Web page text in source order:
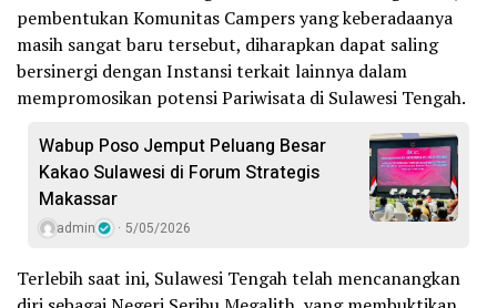
pembentukan Komunitas Campers yang keberadaanya
masih sangat baru tersebut, diharapkan dapat saling
bersinergi dengan Instansi terkait lainnya dalam
mempromosikan potensi Pariwisata di Sulawesi Tengah.
Wabup Poso Jemput Peluang Besar
Kakao Sulawesi di Forum Strategis
Makassar
admin 5/05/2026
Terlebih saat ini, Sulawesi Tengah telah mencanangkan